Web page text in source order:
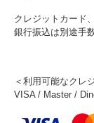
クレジットカード
銀行振込は別途手
＜利用可能なクレ
VISA / Master /